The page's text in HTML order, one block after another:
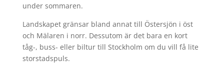
under sommaren.
Landskapet gränsar bland annat till Östersjön i öst
och Mälaren i norr. Dessutom är det bara en kort
tåg-, buss- eller biltur till Stockholm om du vill få lite
storstadspuls.